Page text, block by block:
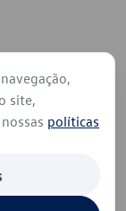
site,
políticas